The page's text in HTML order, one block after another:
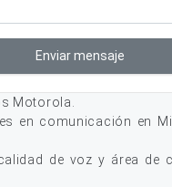
Enviar mensaje
Motorola.
en comunicación en
de voz y área de